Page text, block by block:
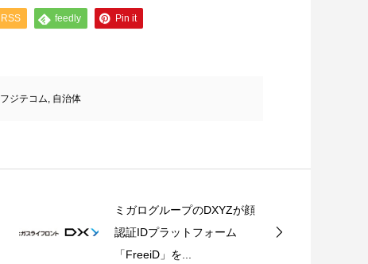
RSS feedly Pin it
フジテコム, 自治体
ミガログループのDXYZが顔
認証IDプラットフォーム
「FreeiD」を...